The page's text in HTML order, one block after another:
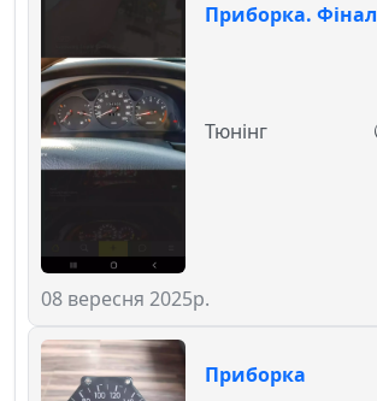
Приборка. Фінал
08 вересня 2025р.
Тюнінг
Приборка